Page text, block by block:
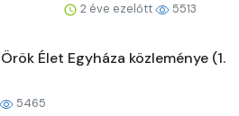
2 éve ezelőtt 5513
Élet Egyháza közleménye (1.
5465